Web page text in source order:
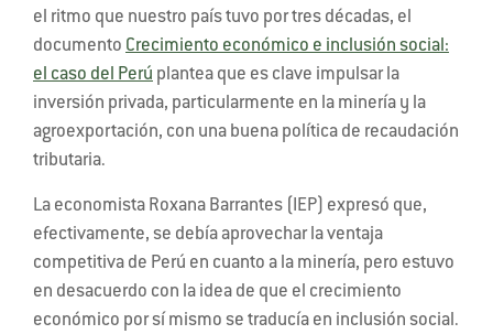
el ritmo que nuestro país tuvo por tres décadas, el
documento Crecimiento económico e inclusión social:
el caso del Perú plantea que es clave impulsar la
inversión privada, particularmente en la minería y la
agroexportación, con una buena política de recaudación
tributaria.
La economista Roxana Barrantes (IEP) expresó que,
efectivamente, se debía aprovechar la ventaja
competitiva de Perú en cuanto a la minería, pero estuvo
en desacuerdo con la idea de que el crecimiento
económico por sí mismo se traducía en inclusión social.